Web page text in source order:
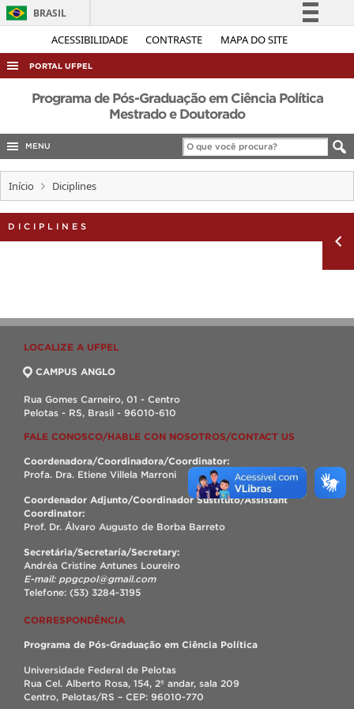
ACESSIBILIDADE CONTRASTE MAPA DO SITE
BRASIL
Simplifique!
Acesso à informação
Legislação
Canais
PORTAL UFPEL
ACESSO À INFORMAÇÃO
COBALTO
CONCURSOS
EDITAIS
INTERNACIONAL
Programa de Pós-Graduação em Ciência Política
Mestrado e Doutorado
MENU
Início Diciplines
DICIPLINES
LOCALIZE A UFPEL
CAMPUS ANGLO
Rua Gomes Carneiro, 01 - Centro
Pelotas - RS, Brasil - 96010-610
FALE CONOSCO/HABLE CON NOSOTROS/CONTACT US
Coordenadora/Coordinadora/Coordinator:
Profa. Dra. Etiene Villela Marroni
Coordenador Adjunto/Coordinador Sustituto/Assistant
Coordinator:
Prof. Dr. Álvaro Augusto de Borba Barreto
Secretária/Secretaría/Secretary:
Andréa Cristine Antunes Loureiro
E-mail: ppgcpol@gmail.com
Telefone: (53) 3284-3195
CORRESPONDÊNCIA
Programa de Pós-Graduação em Ciência Política
Universidade Federal de Pelotas
Rua Cel. Alberto Rosa, 154, 2º andar, sala 209
Centro, Pelotas/RS – CEP: 96010-770